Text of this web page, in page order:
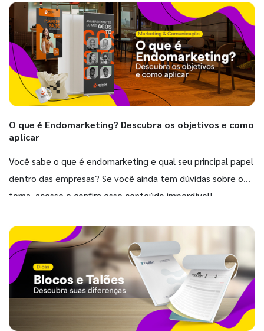
O que é Endomarketing? Descubra os objetivos e como
aplicar
Você sabe o que é endomarketing e qual seu principal papel
dentro das empresas? Se você ainda tem dúvidas sobre o
tema, acesse e confira esse conteúdo imperdível!